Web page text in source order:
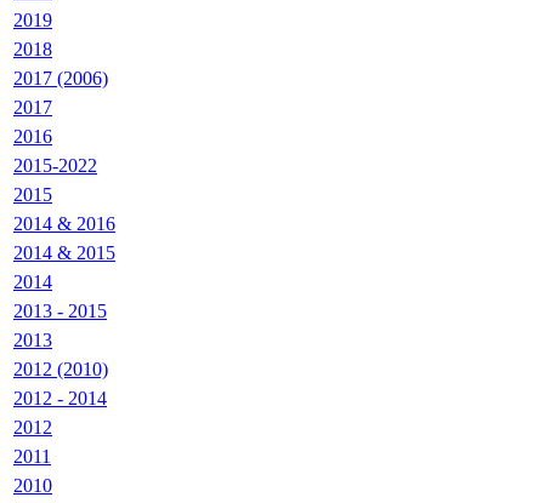
2019
2018
2017 (2006)
2017
2016
2015-2022
2015
2014 & 2016
2014 & 2015
2014
2013 - 2015
2013
2012 (2010)
2012 - 2014
2012
2011
2010